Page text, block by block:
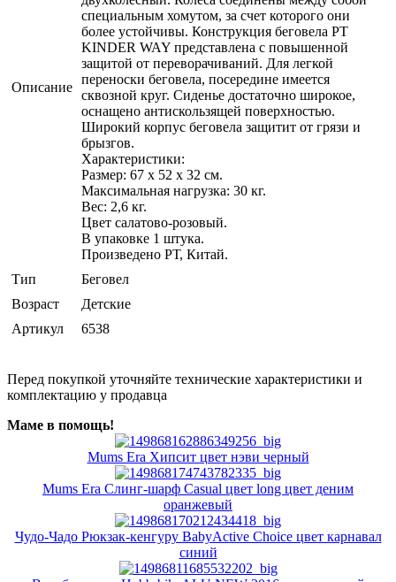
Описание
специальным хомутом, за счет которого они
более устойчивы. Конструкция беговела РТ
KINDER WAY представлена с повышенной
защитой от переворачиваний. Для легкой
переноски беговела, посередине имеется
сквозной круг. Сиденье достаточно широкое,
оснащено антискользящей поверхностью.
Широкий корпус беговела защитит от грязи и
брызгов.
Характеристики:
Размер: 67 х 52 х 32 см.
Максимальная нагрузка: 30 кг.
Вес: 2,6 кг.
Цвет салатово-розовый.
В упаковке 1 штука.
Произведено РТ, Китай.
Тип
Беговел
Возраст
Детские
Артикул
6538
Перед покупкой уточняйте технические характеристики и
комплектацию у продавца
Маме в помощь!
Mums Era Хипсит цвет нэви черный
Mums Era Слинг-шарф Casual цвет long цвет деним
оранжевый
Чудо-Чадо Рюкзак-кенгуру BabyActive Choice цвет карнавал
синий